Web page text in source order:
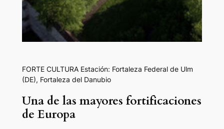
FORTE CULTURA Estación: Fortaleza Federal de Ulm
(DE), Fortaleza del Danubio
Una de las mayores fortificaciones
de Europa